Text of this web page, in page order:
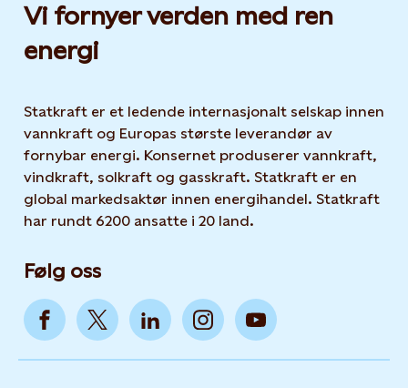
Vi fornyer verden med ren
energi
Statkraft er et ledende internasjonalt selskap innen
vannkraft og Europas største leverandør av
fornybar energi. Konsernet produserer vannkraft,
vindkraft, solkraft og gasskraft. Statkraft er en
global markedsaktør innen energihandel. Statkraft
har rundt 6200 ansatte i 20 land.
Følg oss